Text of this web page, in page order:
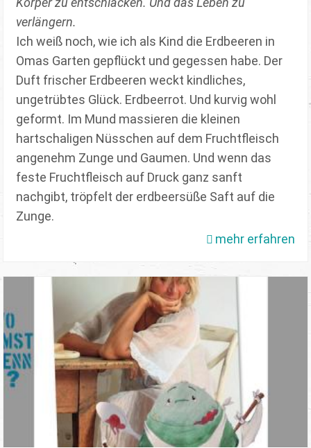
verlängern.
Ich weiß noch, wie ich als Kind die Erdbeeren in
Omas Garten gepflückt und gegessen habe. Der
Duft frischer Erdbeeren weckt kindliches,
ungetrübtes Glück. Erdbeerrot. Und kurvig wohl
geformt. Im Mund massieren die kleinen
hartschaligen Nüsschen auf dem Fruchtfleisch
angenehm Zunge und Gaumen. Und wenn das
feste Fruchtfleisch auf Druck ganz sanft
nachgibt, tröpfelt der erdbeersüße Saft auf die
Zunge.
mehr erfahren